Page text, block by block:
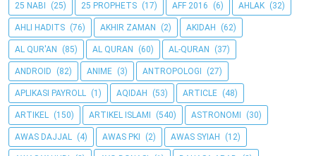
25 NABI (25) 25 PROPHETS (17) AFF 2016 (6) AHLAK (32)
AHLI HADITS (76) AKHIR ZAMAN (2) AKIDAH (62)
AL QUR'AN (85) AL QURAN (60) AL-QURAN (37)
ANDROID (82) ANIME (3) ANTROPOLOGI (27)
APLIKASI PAYROLL (1) AQIDAH (53) ARTICLE (48)
ARTIKEL (150) ARTIKEL ISLAMI (540) ASTRONOMI (30)
AWAS DAJJAL (4) AWAS PKI (2) AWAS SYIAH (12)